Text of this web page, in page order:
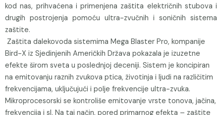
kod nas, prihvaćena i primenjena zaštita električnih stubova i
drugih postrojenja pomoću ultra-zvučnih i soničnih sistema
zaštite.
Zaštita dalekovoda sistemima Mega Blaster Pro, kompanije
Bird-X iz Sjedinjenih Američkih Država pokazala je izuzetne
efekte širom sveta u poslednjoj deceniji. Sistem je koncipiran
na emitovanju raznih zvukova ptica, životinja i ljudi na različitim
frekvencijama, uključujući i polje frekvencije ultra-zvuka.
Mikroprocesorski se kontroliše emitovanje vrste tonova, jačina,
frekvencija i sl. Na taj način, pored primarnog efekta – zaštite